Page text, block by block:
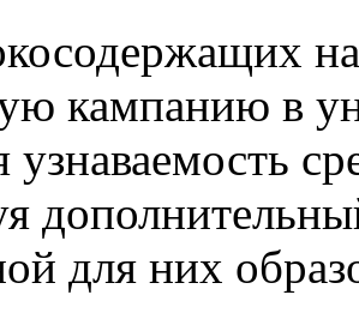
кампанию в
узнаваемость
для них